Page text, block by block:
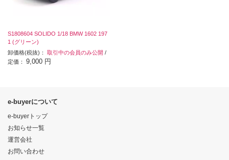
S1808604 SOLIDO 1/18 BMW 1602 197
1 (グリーン)
卸価格(税抜)： 取引中の会員のみ公開 /
定価： 9,000 円
e-buyerについて
e-buyerトップ
お知らせ一覧
運営会社
お問い合わせ